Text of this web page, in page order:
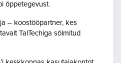
õppetegevust.
– koostööpartner, kes
TalTechiga sõlmitud